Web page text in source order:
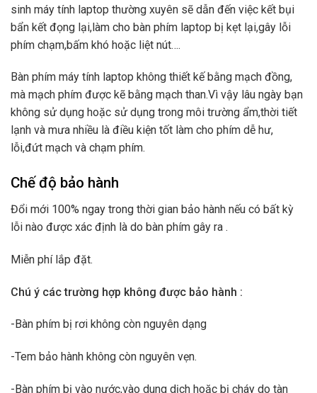
sinh máy tính laptop thường xuyên sẽ dẫn đến việc kết bụi
bẩn kết đọng lại,làm cho bàn phím laptop bị kẹt lại,gây lỗi
phím chạm,bấm khó hoặc liệt nút….
Bàn phím máy tính laptop không thiết kế bằng mạch đồng,
mà mạch phím được kẽ bằng mạch than.Vì vậy lâu ngày bạn
không sử dụng hoặc sử dụng trong môi trường ẩm,thời tiết
lạnh và mưa nhiều là điều kiện tốt làm cho phím dễ hư,
lỗi,đứt mạch và chạm phím.
Chế độ bảo hành
Đổi mới 100% ngay trong thời gian bảo hành nếu có bất kỳ
lỗi nào được xác định là do bàn phím gây ra .
Miễn phí lắp đặt.
Chú ý các trường hợp không được bảo hành :
-Bàn phím bị rơi không còn nguyên dạng
-Tem bảo hành không còn nguyên vẹn.
-Bàn phím bị vào nước,vào dung dịch hoặc bị cháy do tàn